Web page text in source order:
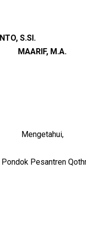
S.SI.
MAARIF, M.A.
Mengetahui,
Pesantren